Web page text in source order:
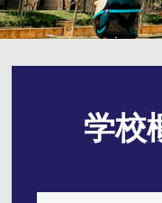
学校